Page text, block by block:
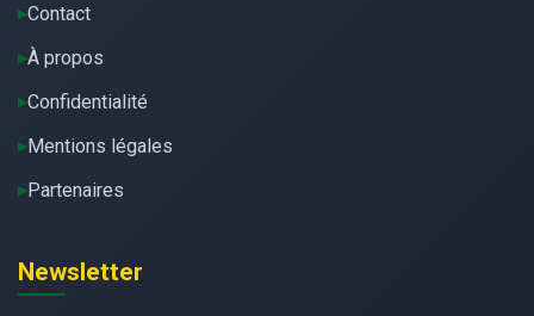
Contact
À propos
Confidentialité
Mentions légales
Partenaires
Newsletter